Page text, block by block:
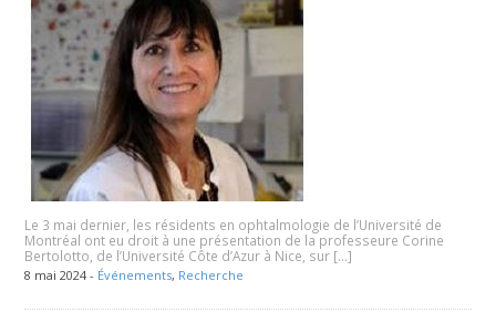
Le 3 mai dernier, les résidents en ophtalmologie de l’Université de
Montréal ont eu droit à une présentation de la professeure Corine
Bertolotto, de l’Université Côte d’Azur à Nice, sur […]
8 mai 2024 - Événements, Recherche